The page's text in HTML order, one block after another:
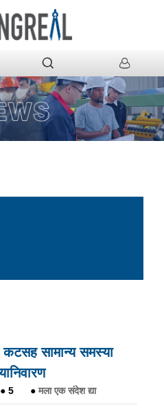
कटसह सामान्य समस्या
● 5 ● मला एक संदेश द्या